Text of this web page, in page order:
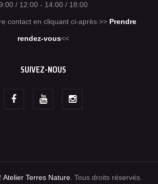
/ 12:00 - 14:00 / 18:00
contact en cliquant ci-après >> Prendre
rendez-vous<<
SUIVEZ-NOUS
Atelier Terres Nature. Tous droits réservés.